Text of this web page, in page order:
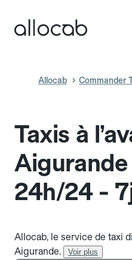
Allocab Commander
Taxis à
Aigurande
24h/24 -
Allocab, le service de taxi
Aigurande.
Voir plus